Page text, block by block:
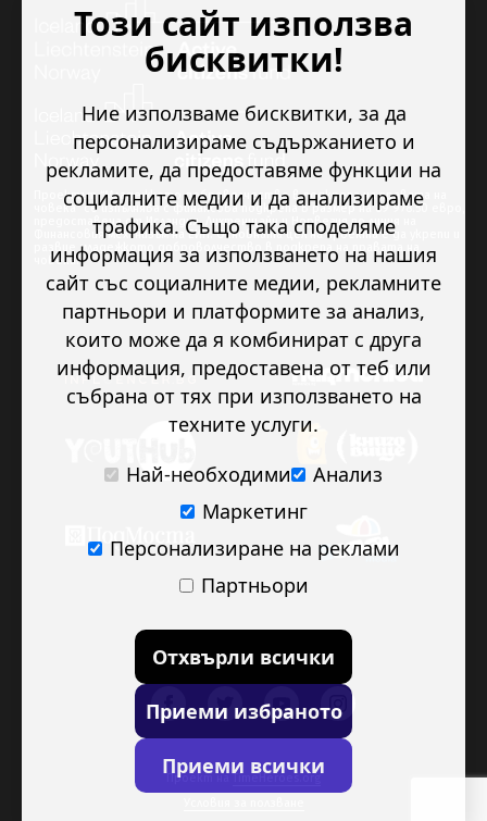
Проектът “Младежкото доброволчество в подкрепа на правата на
човека” се изпълнява с финансова подкрепа в размер на 89 978.50 евро,
предоставена от Исландия, Лихтенщайн и Норвегия по линия на
Финансовия механизъм на ЕИП. Основната цел на проекта е да укрепи и
развие младежкото доброволчество в подкрепа на правата на
човека.
Проект на
Този сайт използва
бисквитки!
Ние използваме бисквитки, за да
персонализираме съдържанието и
рекламите, да предоставяме функции на
социалните медии и да анализираме
трафика. Също така споделяме
информация за използването на нашия
сайт със социалните медии, рекламните
партньори и платформите за анализ,
които може да я комбинират с друга
информация, предоставена от теб или
събрана от тях при използването на
техните услуги.
Най-необходими
Анализ
Маркетинг
Персонализиране на реклами
Партньори
Отхвърли всички
Приеми избраното
Приеми всички